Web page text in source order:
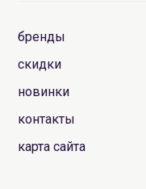
бренды
скидки
новинки
контакты
карта сайта